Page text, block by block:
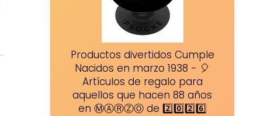
Productos divertidos Cumple
Nacidos en marzo 1938 - 🎈
Artículos de regalo para
aquellos que hacen 88 años
en ⓂⒶⓇⓏⓄ de 2️⃣0️⃣2️⃣6️⃣